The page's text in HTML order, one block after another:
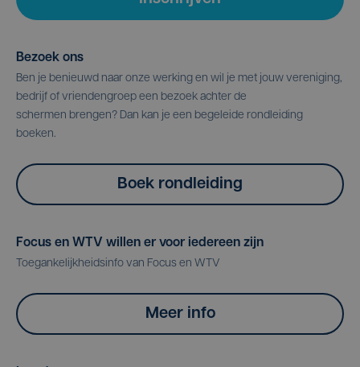
Bezoek ons
Ben je benieuwd naar onze werking en wil je met jouw vereniging,
bedrijf of vriendengroep een bezoek achter de
schermen brengen? Dan kan je een begeleide rondleiding
boeken.
Boek rondleiding
Focus en WTV willen er voor iedereen zijn
Toegankelijkheidsinfo van Focus en WTV
Meer info